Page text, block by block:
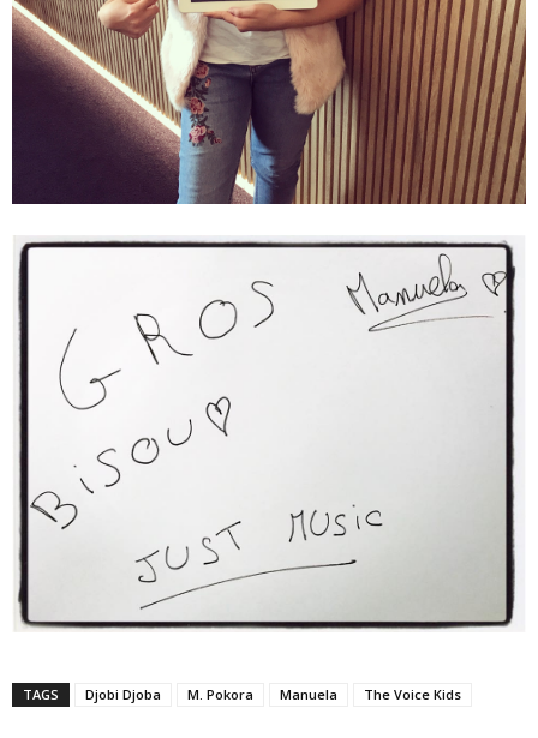
TAGS Djobi Djoba M. Pokora Manuela The Voice Kids